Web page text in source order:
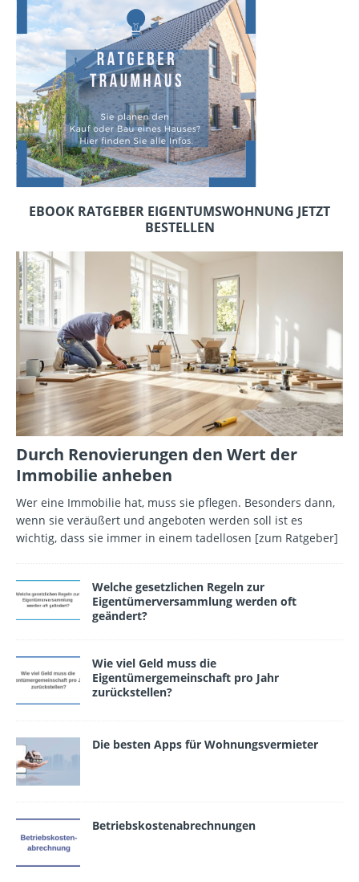
EBOOK RATGEBER EIGENTUMSWOHNUNG JETZT
BESTELLEN
Durch Renovierungen den Wert der
Immobilie anheben
Wer eine Immobilie hat, muss sie pflegen. Besonders dann,
wenn sie veräußert und angeboten werden soll ist es
wichtig, dass sie immer in einem tadellosen [zum Ratgeber]
Welche gesetzlichen Regeln zur
Eigentümerversammlung werden oft
geändert?
Wie viel Geld muss die
Eigentümergemeinschaft pro Jahr
zurückstellen?
Die besten Apps für Wohnungsvermieter
Betriebskostenabrechnungen